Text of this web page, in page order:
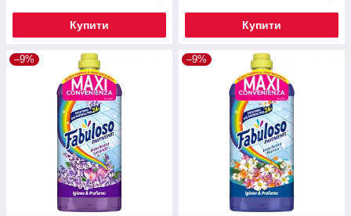
Купити Купити
–9% –9%